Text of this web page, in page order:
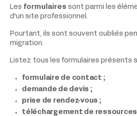
Les formulaires sont parmi les
d'un site professionnel.
Pourtant, ils sont souvent oubliés
migration.
Listez tous les formulaires présents
formulaire de contact ;
demande de devis ;
prise de rendez-vous ;
téléchargement de ressources